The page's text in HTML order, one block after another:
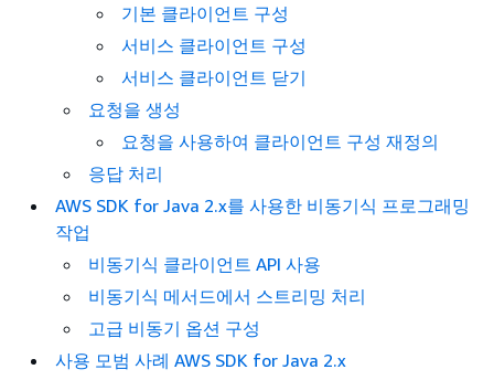
기본 클라이언트 구성
서비스 클라이언트 구성
서비스 클라이언트 닫기
요청을 생성
요청을 사용하여 클라이언트 구성 재정의
응답 처리
AWS SDK for Java 2.x를 사용한 비동기식 프로그래밍
작업
비동기식 클라이언트 API 사용
비동기식 메서드에서 스트리밍 처리
고급 비동기 옵션 구성
사용 모범 사례 AWS SDK for Java 2.x